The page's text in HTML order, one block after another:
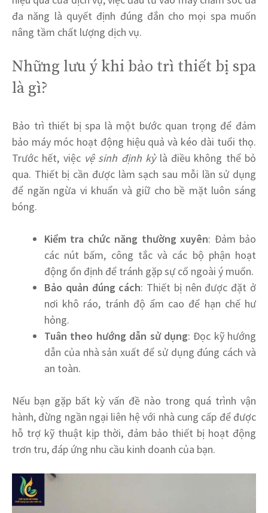
đa năng là quyết định đúng đắn cho mọi spa muốn
nâng tầm chất lượng dịch vụ.
Những lưu ý khi bảo trì thiết bị spa
là gì?
Bảo trì thiết bị spa là một bước quan trọng để đảm
bảo máy móc hoạt động hiệu quả và kéo dài tuổi thọ.
Trước hết, việc vệ sinh định kỳlà điều không thể bỏ
qua. Thiết bị cần được làm sạch sau mỗi lần sử dụng
để ngăn ngừa vi khuẩn và giữ cho bề mặt luôn sáng
bóng.
Kiểm tra chức năng thường xuyên: Đảm bảo
các nút bấm, công tắc và các bộ phận hoạt
động ổn định để tránh gặp sự cố ngoài ý muốn.
Bảo quản đúng cách: Thiết bị nên được đặt ở
nơi khô ráo, tránh độ ẩm cao để hạn chế hư
hỏng.
Tuân theo hướng dẫn sử dụng: Đọc kỹ hướng
dẫn của nhà sản xuất để sử dụng đúng cách và
an toàn.
Nếu bạn gặp bất kỳ vấn đề nào trong quá trình vận
hành, đừng ngần ngại liên hệ với nhà cung cấp để được
hỗ trợ kỹ thuật kịp thời, đảm bảo thiết bị hoạt động
trơn tru, đáp ứng nhu cầu kinh doanh của bạn.